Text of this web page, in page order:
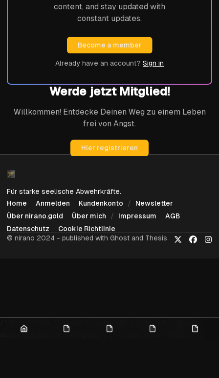
content, and stay updated with
constant updates.
Become a member
Already have an account? Sign in
Werde jetzt Mitglied!
Willkommen! Entdecke Deinen Weg zu einem Leben
frei von Angst.
Hier registrieren
Für starke seelische Abwehrkräfte.
Home
Anmelden Kundenkonto
Newsletter
Über nirano.gold
Über mich Impressum
AGB
Datenschutz
Cookie Richtlinie
© nirano 2024 - published with Ghost and Thesis
X
Home Anmelden KundenkontoNewsletter
Über
/* Script from "Thesis" to generate a table of contents
automatically for new post *//* Script from "Thesis" to